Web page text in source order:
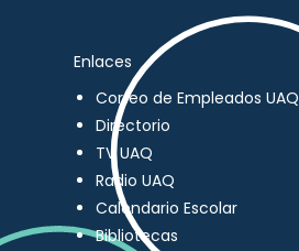
Enlaces
Correo de Empleados UAQ
Directorio
TV UAQ
Radio UAQ
Calendario Escolar
Bibliotecas